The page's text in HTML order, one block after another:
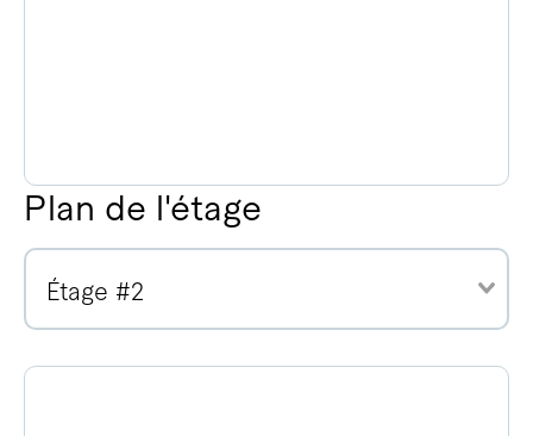
Plan de l'étage
Étage #2